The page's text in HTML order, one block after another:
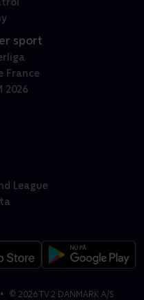
sport
France
2026
League
© 2026TV 2 DANMARK A/S